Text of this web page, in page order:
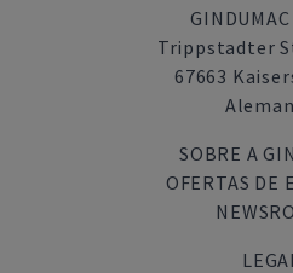
Trippstadter
67663
SOBRE A
OFERTAS DE